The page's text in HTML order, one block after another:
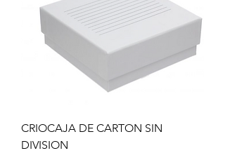
CRIOCAJA DE CARTON SIN
DIVISION